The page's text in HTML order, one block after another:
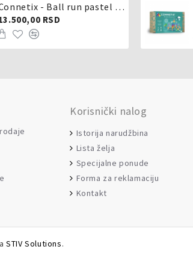
Connetix - Ball run pastel 106 delova
RSD
Korisnički nalog
Istorija narudžbina
Lista želja
Specijalne ponude
Forma za reklamaciju
Kontakt
STIV Solutions.